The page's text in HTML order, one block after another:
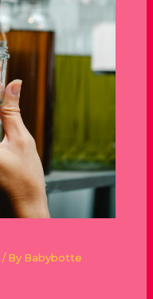
/ By Babybotte